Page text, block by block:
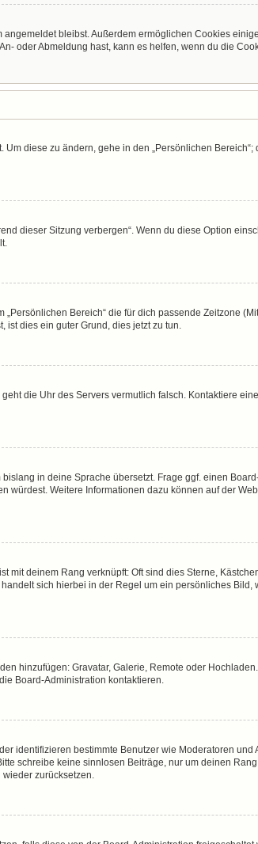
bleibst. Außerdem ermöglichen Cookies
oder Abmeldung hast, kann es helfen, wenn du die
diese zu ändern, gehe in den „Persönlichen
dieser Sitzung verbergen“. Wenn du diese Option
Bereich“ die für dich passende Zeitzone
dies ein guter Grund, dies jetzt zu tun.
die Uhr des Servers vermutlich falsch. Kontaktiere
in deine Sprache übersetzt. Frage ggf. einen
würdest. Weitere Informationen dazu können auf der
deinem Rang verknüpft: Oft sind dies Sterne,
sich hierbei in der Regel um ein persönliches Bild,
hinzufügen: Gravatar, Galerie, Remote oder
Board-Administration kontaktieren.
identifizieren bestimmte Benutzer wie Moderatoren und
schreibe keine sinnlosen Beiträge, nur um deinen
zurücksetzen.